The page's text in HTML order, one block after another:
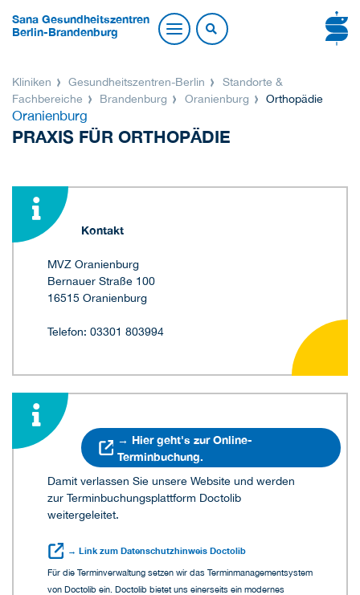
Sana Gesundheitszentren
Berlin-Brandenburg
Kliniken Gesundheitszentren-Berlin
Standorte &
Fachbereiche
Brandenburg Oranienburg Orthopädie
Oranienburg
PRAXIS FÜR ORTHOPÄDIE
Kontakt
MVZ Oranienburg
Bernauer Straße 100
16515 Oranienburg
Telefon: 03301 803994
→ Hier geht's zur Online-
Terminbuchung.
Damit verlassen Sie unsere Website und werden
zur Terminbuchungsplattform Doctolib
weitergeleitet.
→ Link zum Datenschutzhinweis Doctolib
Für die Terminverwaltung setzen wir das Terminmanagementsystem
von Doctolib ein. Doctolib bietet uns einerseits ein modernes